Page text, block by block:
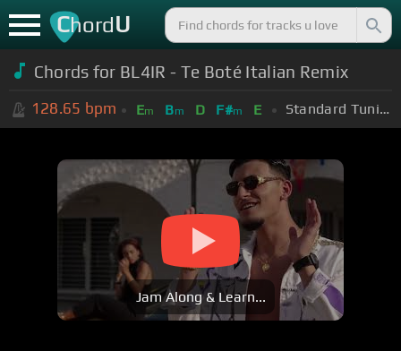
ChordU
Chords for BL4IR - Te Boté Italian Remix
128.65 bpm Em Bm D F#m E Standard Tuning (EADGBE)
Jam Along & Learn...